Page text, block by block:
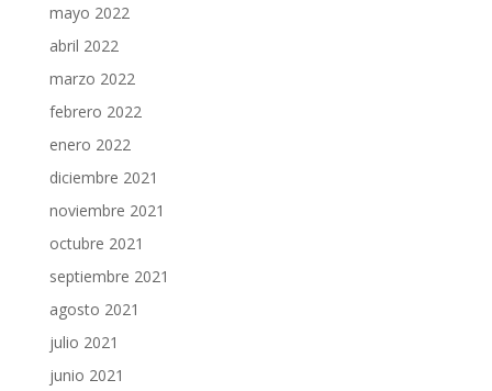
mayo 2022
abril 2022
marzo 2022
febrero 2022
enero 2022
diciembre 2021
noviembre 2021
octubre 2021
septiembre 2021
agosto 2021
julio 2021
junio 2021